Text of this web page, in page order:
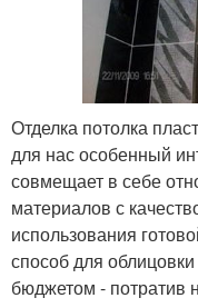
Отделка потолка
для нас особенный
совмещает в себе
материалов с
использования
способ для
бюджетом - потратив